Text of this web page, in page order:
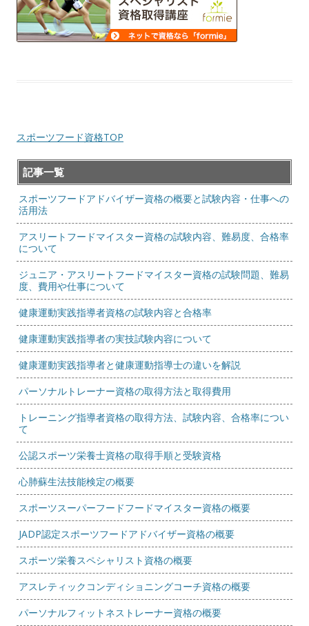
スポーツフード資格TOP
記事一覧
スポーツフードアドバイザー資格の概要と試験内容・仕事への
活用法
アスリートフードマイスター資格の試験内容、難易度、合格率
について
ジュニア・アスリートフードマイスター資格の試験問題、難易
度、費用や仕事について
健康運動実践指導者資格の試験内容と合格率
健康運動実践指導者の実技試験内容について
健康運動実践指導者と健康運動指導士の違いを解説
パーソナルトレーナー資格の取得方法と取得費用
トレーニング指導者資格の取得方法、試験内容、合格率につい
て
公認スポーツ栄養士資格の取得手順と受験資格
心肺蘇生法技能検定の概要
スポーツスーパーフードフードマイスター資格の概要
JADP認定スポーツフードアドバイザー資格の概要
スポーツ栄養スペシャリスト資格の概要
アスレティックコンディショニングコーチ資格の概要
パーソナルフィットネストレーナー資格の概要